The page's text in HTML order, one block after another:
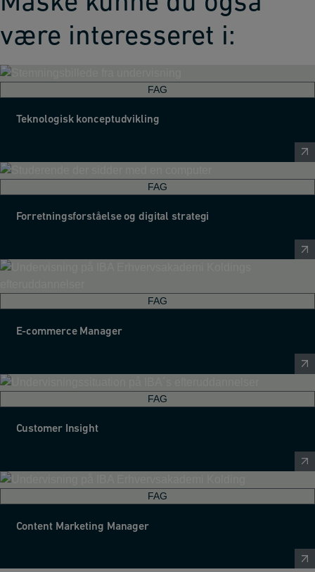
være interesseret i:
FAG
Teknologisk konceptudvikling
FAG
Forretningsforståelse og digital strategi
FAG
E-commerce Manager
FAG
Customer Insight
FAG
Content Marketing Manager